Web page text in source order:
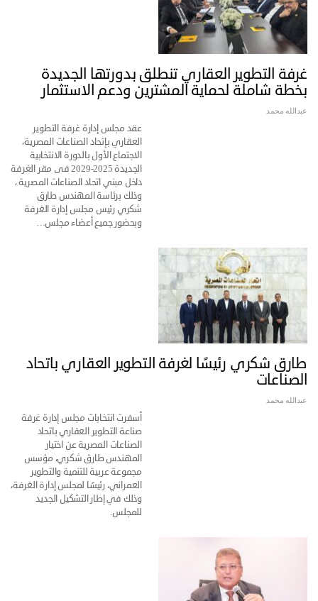
غرفة التطوير العقاري تنطلق بدورتها الجديدة
بخطة شاملة لحماية المشترين ودعم الاستثمار
عبدالله محمد
عقد مجلس إدارة غرفة التطوير
العقاري بإتحاد الصناعات المصرية،
الاجتماع الأول بالدورة الانتخابية
الجديدة 2025-2029 فى مقر الغرفة
داخل مبني اتحاد الصناعات المصرية ،
وذلك برئاسة المهندس طارق
شكري رئيس مجلس إدارة الغرفة
وبحضور جميع أعضاء مجلس…
طارق شكري رئيسًا لغرفة التطوير العقاري باتحاد
الصناعات
عبدالله محمد
أسفرت انتخابات مجلس إدارة غرفة
صناعة التطوير العقاري باتحاد
الصناعات المصرية عن اختيار
المهندس طارق شكري، مؤسس
مجموعة عربية للتنمية والتطوير
العمراني، رئيسًا لمجلس إدارة الغرفة،
وذلك في إطار التشكيل الجديد
للمجلس.